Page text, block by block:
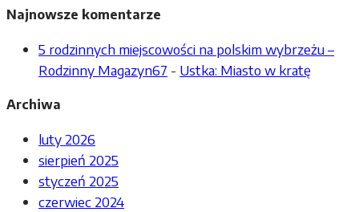
Najnowsze komentarze
5 rodzinnych miejscowości na polskim wybrzeżu –
Rodzinny Magazyn67 - Ustka: Miasto w kratę
Archiwa
luty 2026
sierpień 2025
styczeń 2025
czerwiec 2024